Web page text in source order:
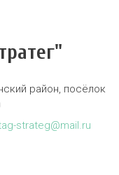
район, посёлок
strateg@mail.ru